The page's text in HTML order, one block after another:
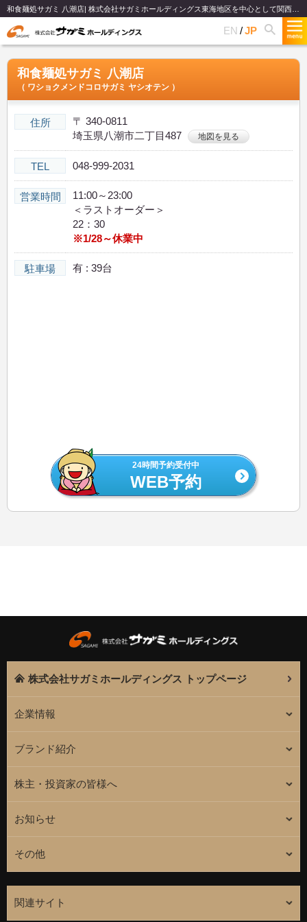
EN JP
和食麺処サガミ 八潮店
（ ワショクメンドコロサガミ ヤシオテン ）
住所
〒 340-0811
埼玉県八潮市二丁目487
地図を見る
TEL 048-999-2031
営業時間
11:00～23:00
＜ラストオーダー＞
22：30
※1/28～休業中
駐車場 有 : 39台
24時間予約受付中
WEB予約
株式会社サガミホールディングス トップページ
企業情報
ブランド紹介
株主・投資家の皆様へ
お知らせ
その他
関連サイト